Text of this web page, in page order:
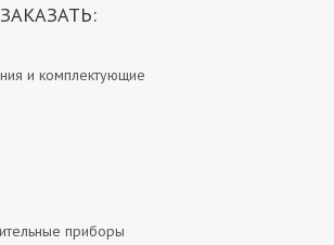
и комплектующие
приборы